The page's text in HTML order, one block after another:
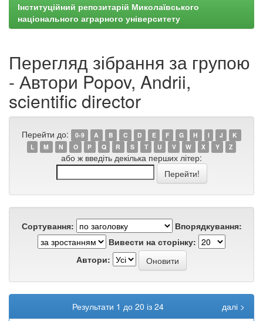
Інституційний репозитарій Миколаївського
національного аграрного університету
Перегляд зібрання за групою
- Автори Popov, Andrii,
scientific director
Перейти до: 0-9 A B C D E F G H I J
K
L
M N O P Q R S T U V W X Y Z
або ж введіть декілька перших літер:
Сортування:
Впорядкування:
Вивести на сторінку:
Автори:
Результати 1 до 20 із 24
далі >